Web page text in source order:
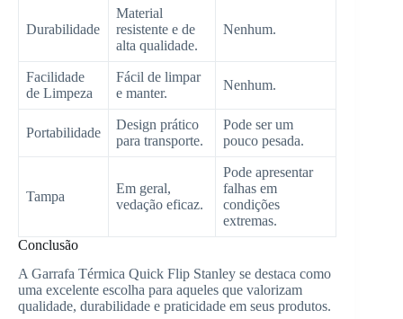
Durabilidade
Material
resistente e de
alta qualidade.
Nenhum.
Facilidade
de Limpeza
Fácil de limpar
e manter.
Nenhum.
Portabilidade
Design prático
para transporte.
Pode ser um
pouco pesada.
Tampa
Em geral,
vedação eficaz.
Pode apresentar
falhas em
condições
extremas.
Conclusão
A Garrafa Térmica Quick Flip Stanley se destaca como
uma excelente escolha para aqueles que valorizam
qualidade, durabilidade e praticidade em seus produtos.